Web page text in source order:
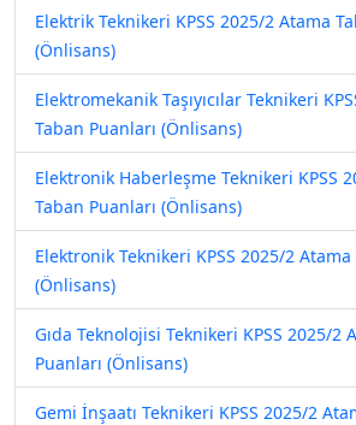
Elektrik Teknikeri KPSS 2025/2 Atama
(Önlisans)
Elektromekanik Taşıyıcılar Teknikeri
Taban Puanları (Önlisans)
Elektronik Haberleşme Teknikeri KPSS
Taban Puanları (Önlisans)
Elektronik Teknikeri KPSS 2025/2 Atama
(Önlisans)
Gıda Teknolojisi Teknikeri KPSS 2025/2
Puanları (Önlisans)
Gemi İnşaatı Teknikeri KPSS 2025/2